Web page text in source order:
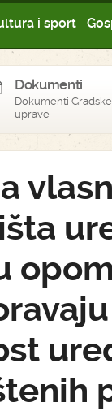
i sport
Dokumenti
Dokumenti Gradske
uprave